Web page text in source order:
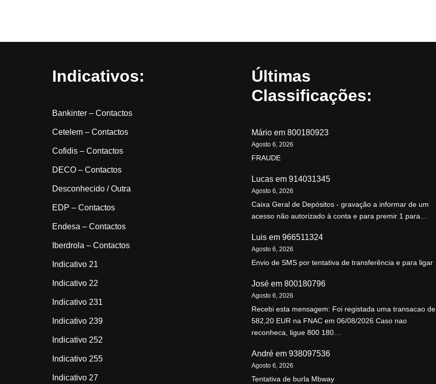
Indicativos:
Bankinter – Contactos
Cetelem – Contactos
Cofidis – Contactos
DECO – Contactos
Desconhecido / Outra
EDP – Contactos
Endesa – Contactos
Iberdrola – Contactos
Indicativo 21
Indicativo 22
Indicativo 231
Indicativo 239
Indicativo 252
Indicativo 255
Indicativo 27
Últimas
Classificações:
Mário em 800180923
Agosto 6, 2026
FRAUDE
Lucas em 914031345
Agosto 6, 2026
Caixa Geral de Depósitos - gravação a informar de um
acesso não autorizado à conta e para premir 1 para…
Luis em 966511324
Agosto 6, 2026
Envio de SMS por tentativa de transferência e para ligar
José em 800180796
Agosto 6, 2026
Recebi esta mensagem: Foi registada uma transacao de
582,20 EUR na FNAC em 06/08/2026 Caso nao
reconheca, ligue 800 180…
André em 938097536
Agosto 6, 2026
Tentativa de burla Mbway